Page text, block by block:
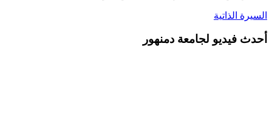
السيرة الذاتية
أحدث فيديو لجامعة دمنهور